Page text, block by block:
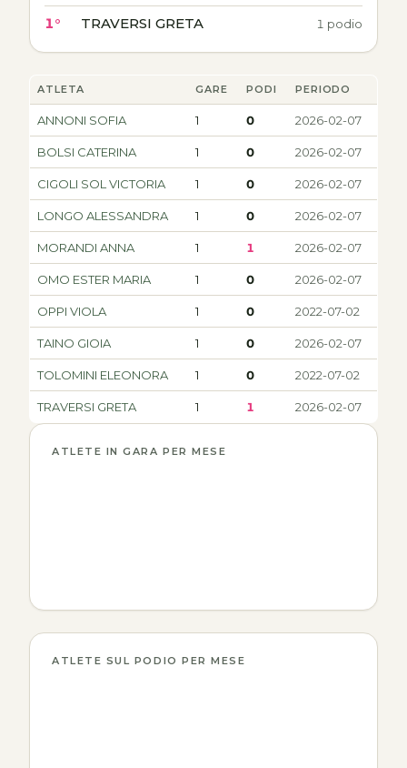
1° TRAVERSI GRETA 1 podio
ATLETA GARE PODI PERIODO
ANNONI SOFIA 1 0 2026-02-07
BOLSI CATERINA 1 0 2026-02-07
CIGOLI SOL VICTORIA 1 0 2026-02-07
LONGO ALESSANDRA 1 0 2026-02-07
MORANDI ANNA 1 1 2026-02-07
OMO ESTER MARIA 1 0 2026-02-07
OPPI VIOLA 1 0 2022-07-02
TAINO GIOIA 1 0 2026-02-07
TOLOMINI ELEONORA 1 0 2022-07-02
TRAVERSI GRETA 1 1 2026-02-07
ATLETE IN GARA PER MESE
ATLETE SUL PODIO PER MESE